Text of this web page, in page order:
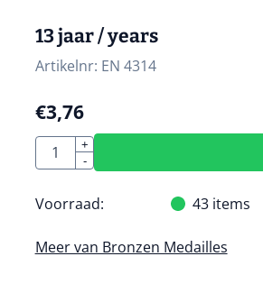
13 jaar / years
Artikelnr: EN 4314
€3,76
Aantal
+
-
Voorraad: 43 items
Meer van Bronzen Medailles